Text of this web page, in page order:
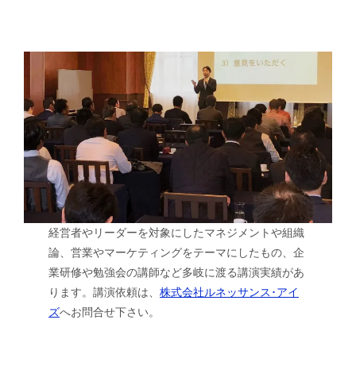
経営者やリーダーを対象にしたマネジメントや組織
論、営業やマーケティングをテーマにしたもの、企
業研修や勉強会の講師など多岐に渡る講演実績があ
ります。講演依頼は、株式会社ルネッサンス･アイ
ズへお問合せ下さい。